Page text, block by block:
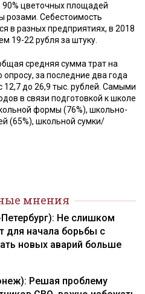
90% цветочных площадей
розами. Себестоимость
в разных предприятиях, в 2018
19-22 рубля за штуку.
средняя сумма трат на
опросу, за последние два года
12,7 до 26,9 тыс. рублей. Самыми
в связи подготовкой к школе
формы (76%), школьно-
(65%), школьной сумки/
мнения
Не слишком
для начала борьбы с
новых аварий больше
Решая проблему